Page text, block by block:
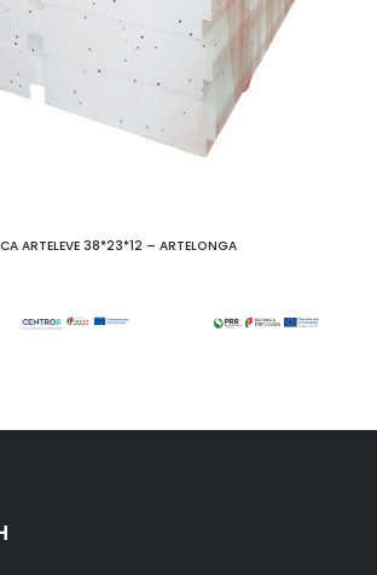
ARTELEVE 38*23*12 – ARTELONGA